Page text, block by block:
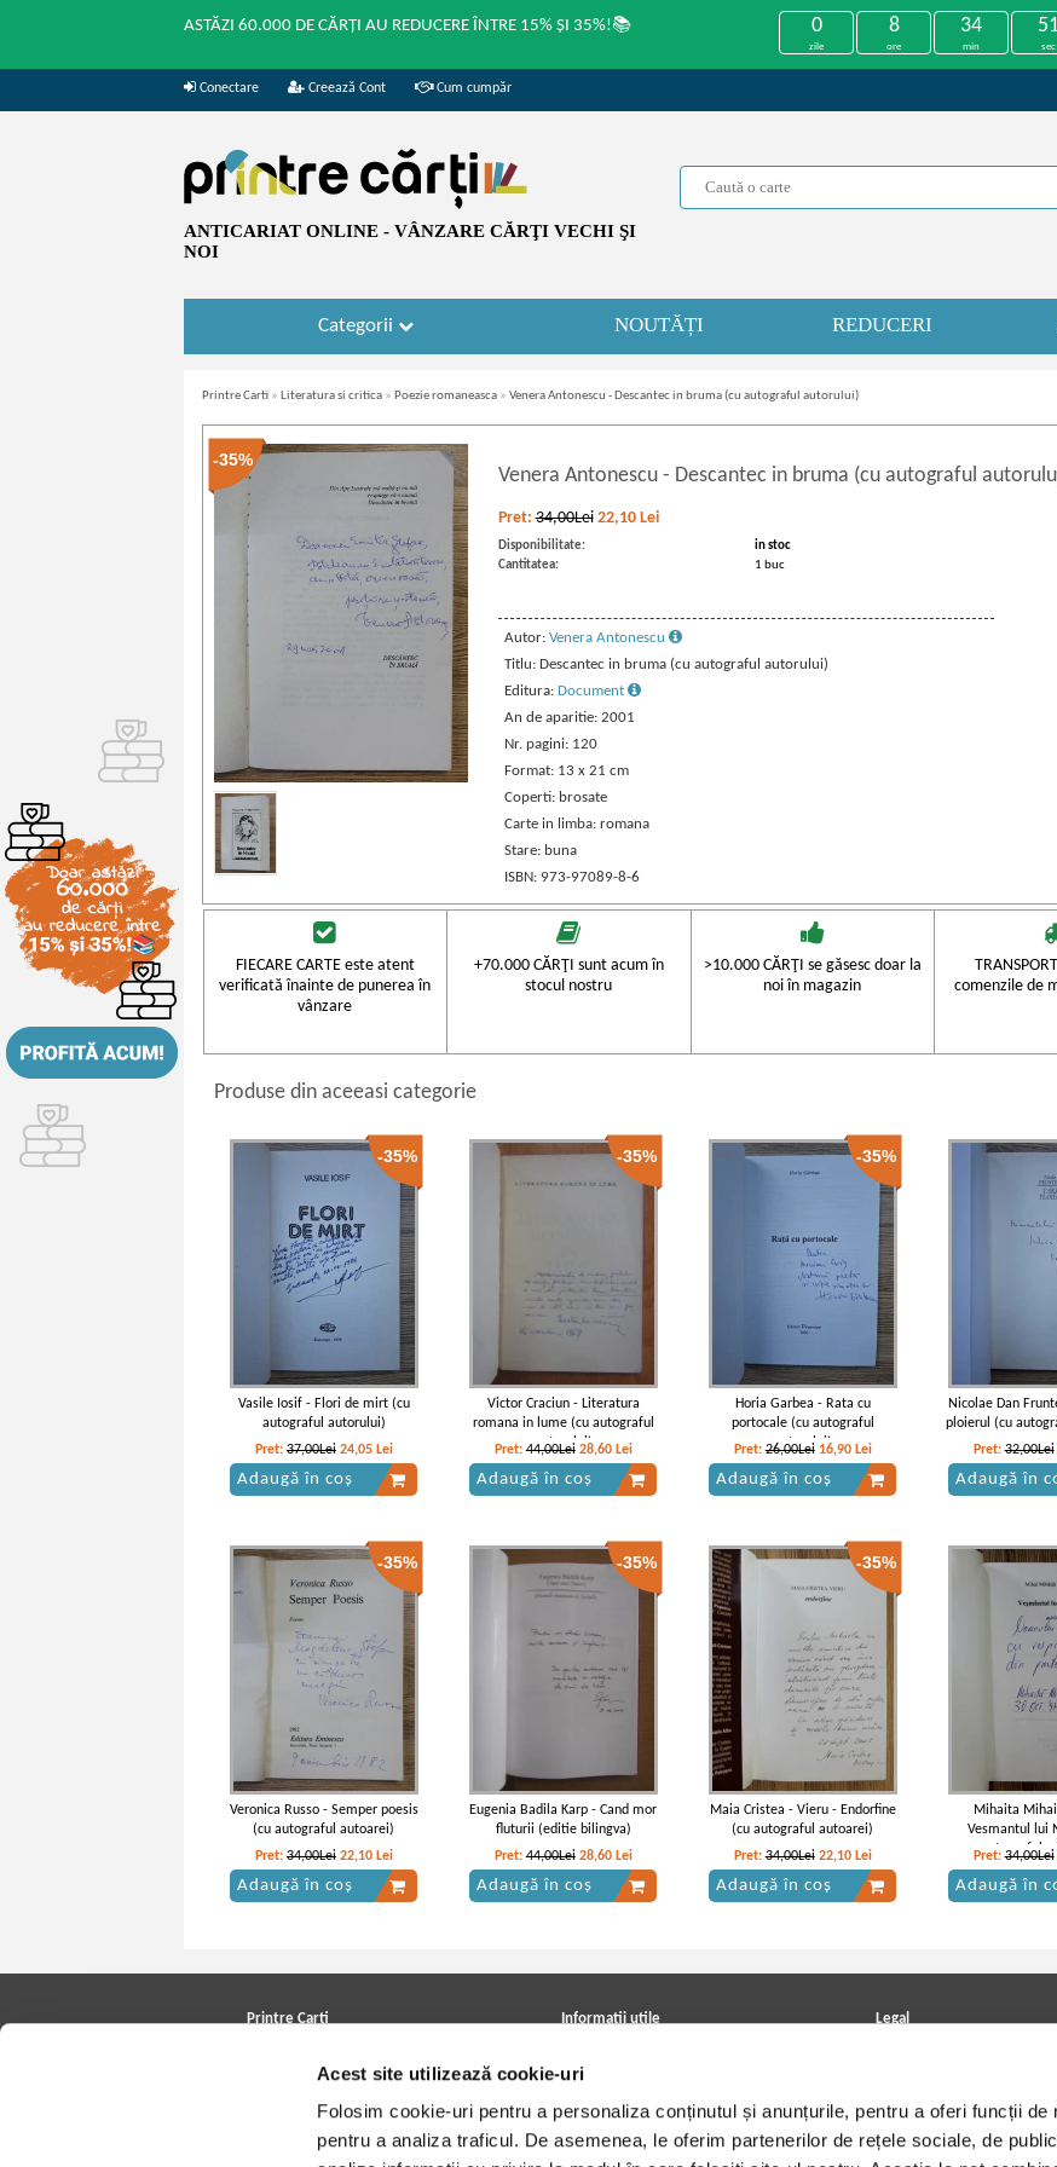
Acest site utilizează cookie-uri
Folosim cookie-uri pentru a personaliza conținutul și anunțurile, pentru a oferi funcții de
pentru a analiza traficul. De asemenea, le oferim partenerilor de rețele sociale, de
ASTĂZI 60.000 DE CĂRȚI AU REDUCERE ÎNTRE 15% ȘI 35%!📚 0
zile
8
ore
34
min sec
Conectare Creează Cont Cum cumpăr
ANTICARIAT ONLINE - VÂNZARE CĂRŢI VECHI ŞI
NOI
Categorii NOUTĂȚI REDUCERI
Printre Carti » Literatura si critica » Poezie romaneasca » Venera Antonescu - Descantec in bruma (cu autograful autorului)
-35%
Venera Antonescu - Descantec in bruma (cu autograful
Pret:34,00Lei 22,10 Lei
Disponibilitate:
in stoc
Cantitatea:
1 buc
Autor: Venera Antonescu
Titlu: Descantec in bruma (cu autograful autorului)
Editura: Document
An de aparitie: 2001
Nr. pagini: 120
Format: 13 x 21 cm
Coperti: brosate
Carte in limba: romana
Stare: buna
ISBN: 973-97089-8-6
FIECARE CARTE este atent
verificată înainte de punerea în
vânzare
+70.000 CĂRŢI sunt acum în
stocul nostru
>10.000 CĂRŢI se găsesc doar la
noi în magazin
comenzile de
Produse din aceeasi categorie
-35%
Vasile Iosif - Flori de mirt (cu
autograful autorului)
Pret: 37,00Lei 24,05 Lei
Adaugă în coș
-35%
Victor Craciun - Literatura
romana in lume (cu autograful
autorului)
Pret:44,00Lei 28,60 Lei
Adaugă în coș
-35%
Horia Garbea - Rata cu
portocale (cu autograful
autorului)
Pret:26,00Lei 16,90 Lei
Adaugă în coș
Nicolae Dan
ploierul (cu
Pret:32,00Lei
Adaugă în
-35%
Veronica Russo - Semper poesis
(cu autograful autoarei)
Pret: 34,00Lei 22,10 Lei
Adaugă în coș
-35%
Eugenia Badila Karp - Cand mor
fluturii (editie bilingva)
Pret:44,00Lei 28,60 Lei
Adaugă în coș
-35%
Maia Cristea - Vieru - Endorfine
(cu autograful autoarei)
Pret:34,00Lei 22,10 Lei
Adaugă în coș
Mihaita
Vesmantul lui
autograful
Pret:34,00Lei
Adaugă în
Printre Carti
Cele mai căutate cărți
Informatii utile
Achizitii viniluri, casete, CD/DVD
Cum cumpar?
Politica de livrare
Retur comenzi
Legal
Termeni si conditii
Utilizare cookie-uri